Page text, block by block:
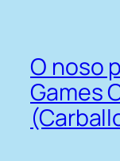
O noso
Games